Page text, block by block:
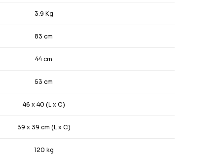
3.9 Kg
83 cm
44 cm
53 cm
46 x 40 (L x C)
39 x 39 cm (L x C)
120 kg